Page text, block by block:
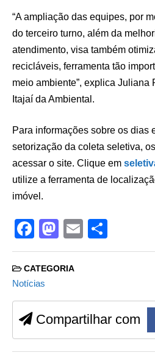
“A ampliação das equipes, por
do terceiro turno, além da
atendimento, visa também
recicláveis, ferramenta tão
meio ambiente”, explica Juliana
Itajaí da Ambiental.
Para informações sobre os dias
setorização da coleta seletiva,
acessar o site. Clique em
utilize a ferramenta de
imóvel.
F
a
c
e
b
o
o
M
a
st
d
o
n
E
m h
CATEGORIA
Notícias
Compartilhar com